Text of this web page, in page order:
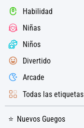
Habilidad
Niñas
Niños
Divertido
Arcade
Todas las etiquetas
Nuevos Guegos